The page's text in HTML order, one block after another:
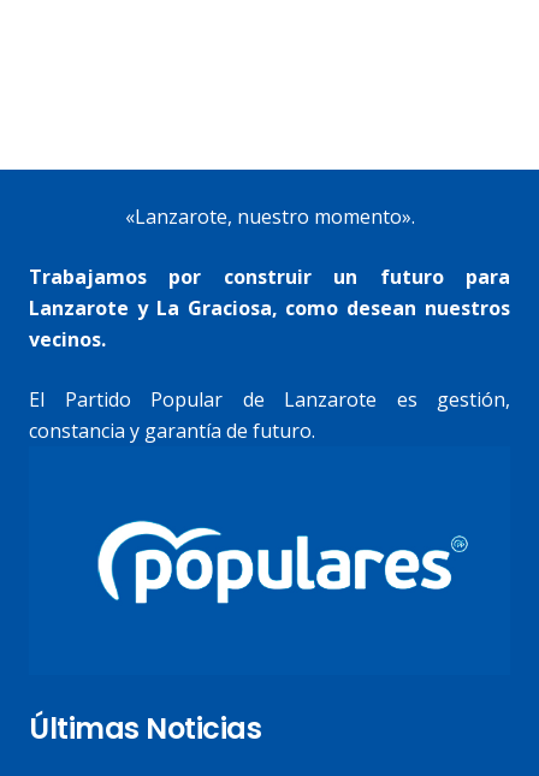
«Lanzarote, nuestro momento».
Trabajamos por construir un futuro para
Lanzarote y La Graciosa, como desean nuestros
vecinos.
El Partido Popular de Lanzarote es gestión,
constancia y garantía de futuro.
Últimas Noticias